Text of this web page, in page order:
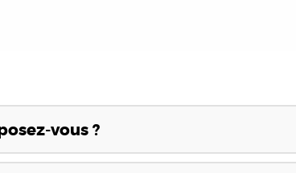
vous ?
en granit, adaptés à différents budgets et